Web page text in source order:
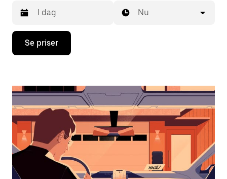
Tryck
nedåtpilen
kalendern
välja
ett
datum.
Tryck
på
ESC-
knappen
för
Nu
Se priser